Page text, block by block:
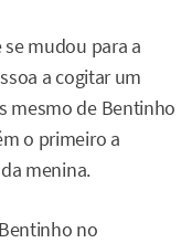
mudou para a
a cogitar um
mesmo de Bentinho
o primeiro a
menina.
no